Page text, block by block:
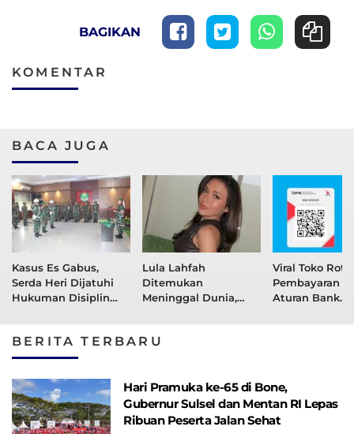
BAGIKAN
KOMENTAR
BACA JUGA
Kasus Es Gabus,
Serda Heri Dijatuhi
Hukuman Disiplin
Lula Lahfah
Ditemukan
Meninggal Dunia,
Lewat Autopsi
Viral Toko Roti
Pembayaran
Aturan Bank
BERITA TERBARU
Hari Pramuka ke-65 di Bone,
Gubernur Sulsel dan Mentan RI Lepas
Ribuan Peserta Jalan Sehat